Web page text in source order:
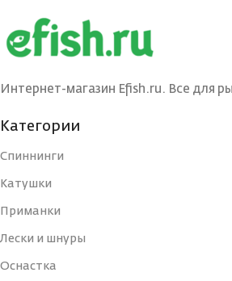
Интернет-магазин Efish.ru. Все для
Категории
Спиннинги
Катушки
Приманки
Лески и шнуры
Оснастка